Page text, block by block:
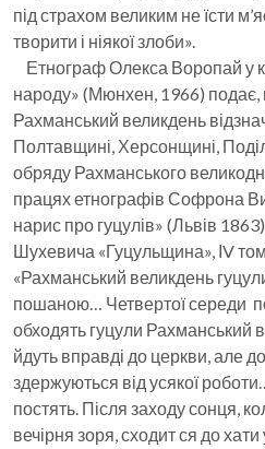
під страхом великим не їсти
творити і ніякої злоби».
Етнограф Олекса Воропай у
народу» (Мюнхен, 1966)
Рахманський великдень
Полтавщині, Херсонщині,
обряду Рахманського
працях етнографів Софрона
нарис про гуцулів» (Львів
Шухевича «Гуцульщина», ІV
«Рахманський великдень
пошаною… Четвертої середи
обходять гуцули Рахманський
йдуть вправді до церкви, але
здержуються від усякої
постять. Після заходу сонця,
вечірня зоря, сходит ся до